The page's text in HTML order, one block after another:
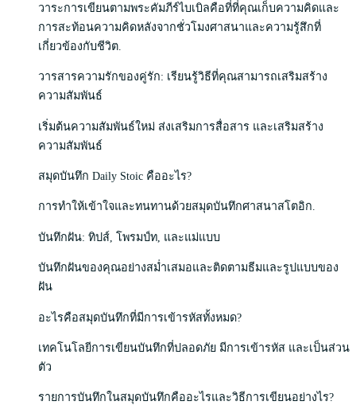
วาระการเขียนตามพระคัมภีร์ไบเบิลคือที่ที่คุณเก็บความคิดและ
การสะท้อนความคิดหลังจากชั่วโมงศาสนาและความรู้สึกที่
เกี่ยวข้องกับชีวิต.
วารสารความรักของคู่รัก: เรียนรู้วิธีที่คุณสามารถเสริมสร้าง
ความสัมพันธ์
เริ่มต้นความสัมพันธ์ใหม่ ส่งเสริมการสื่อสาร และเสริมสร้าง
ความสัมพันธ์
สมุดบันทึก Daily Stoic คืออะไร?
การทำให้เข้าใจและทนทานด้วยสมุดบันทึกศาสนาสโตอิก.
บันทึกฝัน: ทิปส์, โพรมป์ท, และแม่แบบ
บันทึกฝันของคุณอย่างสม่ำเสมอและติดตามธีมและรูปแบบของ
ฝัน
อะไรคือสมุดบันทึกที่มีการเข้ารหัสทั้งหมด?
เทคโนโลยีการเขียนบันทึกที่ปลอดภัย มีการเข้ารหัส และเป็นส่วน
ตัว
รายการบันทึกในสมุดบันทึกคืออะไรและวิธีการเขียนอย่างไร?